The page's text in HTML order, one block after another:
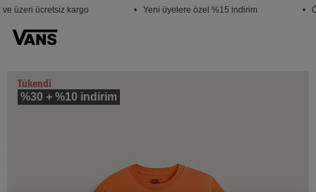
üzeri ücretsiz kargo • Yeni üyelere özel %15 indirim •
Tükendi
%30 + %10 indirim